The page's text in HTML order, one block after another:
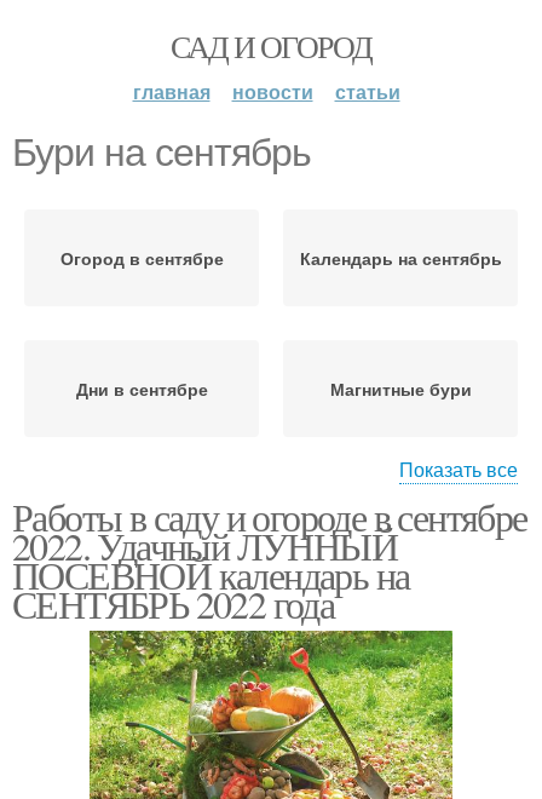
САД И ОГОРОД
главная новости статьи
Бури на сентябрь
Огород в сентябре Календарь на сентябрь
Дни в сентябре Магнитные бури
Огородник на сентябрь Луны на сентябрь
Показать все
Работы в саду и огороде в сентябре
2022. Удачный ЛУННЫЙ
ПОСЕВНОЙ календарь на
СЕНТЯБРЬ 2022 года